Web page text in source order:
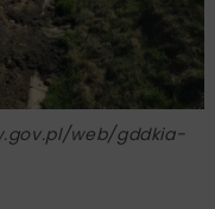
web/gddkia-